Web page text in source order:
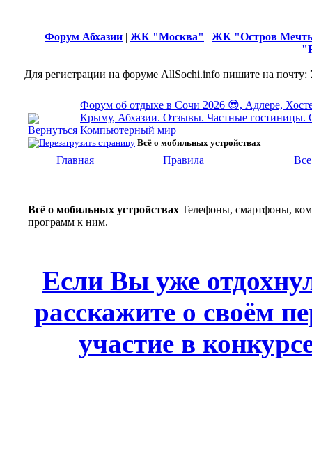
Форум Абхазии | ЖК "Москва" | ЖК "Остров
Для регистрации на форуме AllSochi.info пишите на почту:
Форум об отдыхе в Сочи 2026 😎, Адлере,
Крыму, Абхазии. Отзывы. Частные гостиницы.
Компьютерный мир
Всё о мобильных устройствах
Главная Правила
Всё о мобильных устройствах Телефоны, смартфоны,
программ к ним.
Если Вы уже
расскажите о своём
участие в